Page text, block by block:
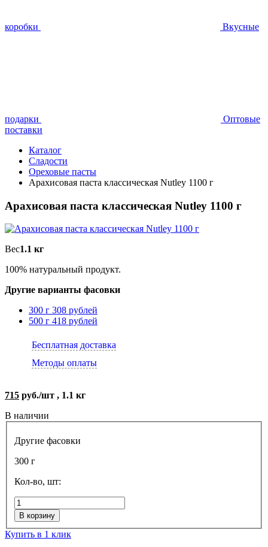
коробки Вкусные
подарки
Оптовые
поставки
Каталог
Сладости
Ореховые пасты
Арахисовая паста классическая Nutley 1100 г
Арахисовая паста классическая Nutley 1100 г
Вес1.1 кг
100% натуральный продукт.
Другие варианты фасовки
300 г 308 рублей
500 г 418 рублей
Бесплатная доставка
Методы оплаты
715 руб./шт , 1.1 кг
В наличии
Другие фасовки
300 г
Кол-во, шт:
В корзину
Купить в 1 клик